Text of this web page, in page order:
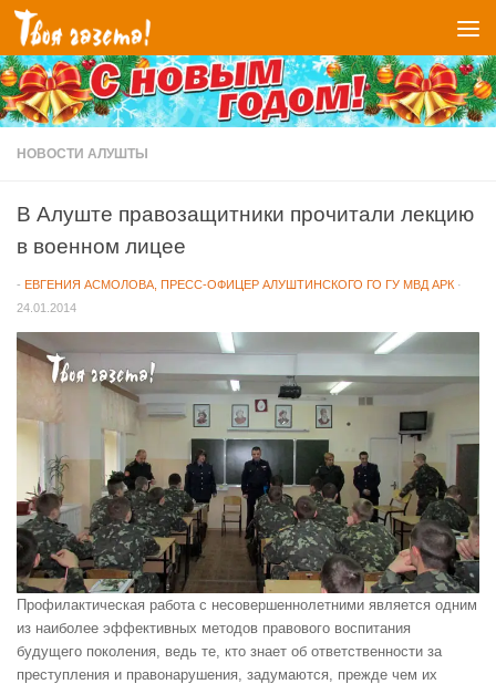
Перейти к содержимому
НОВОСТИ АЛУШТЫ
В Алуште правозащитники прочитали лекцию
в военном лицее
- ЕВГЕНИЯ АСМОЛОВА, ПРЕСС-ОФИЦЕР АЛУШТИНСКОГО ГО ГУ МВД АРК ·
24.01.2014
Профилактическая работа с несовершеннолетними является одним
из наиболее эффективных методов правового воспитания
будущего поколения, ведь те, кто знает об ответственности за
преступления и правонарушения, задумаются, прежде чем их